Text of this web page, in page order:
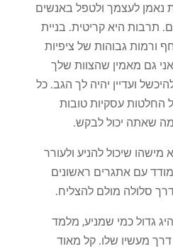
נאמן לעצמך ולטפל באנשים
תרבות היא קריטית. בניית
ורמות גבוהות של ציפיות
גם מאמין שהצוות שלך
ועדיין יהיה לך הגב. כל
החלטות עסקיות טובות
מה שאתה יכול לבקש.
מישהו שיכול להניע ולעורר
עם אתגרים ראשונים
סלולה מולם להצליח.
גדול כמי שמניע, מלמד
מעשיו שלו. קל מאוד